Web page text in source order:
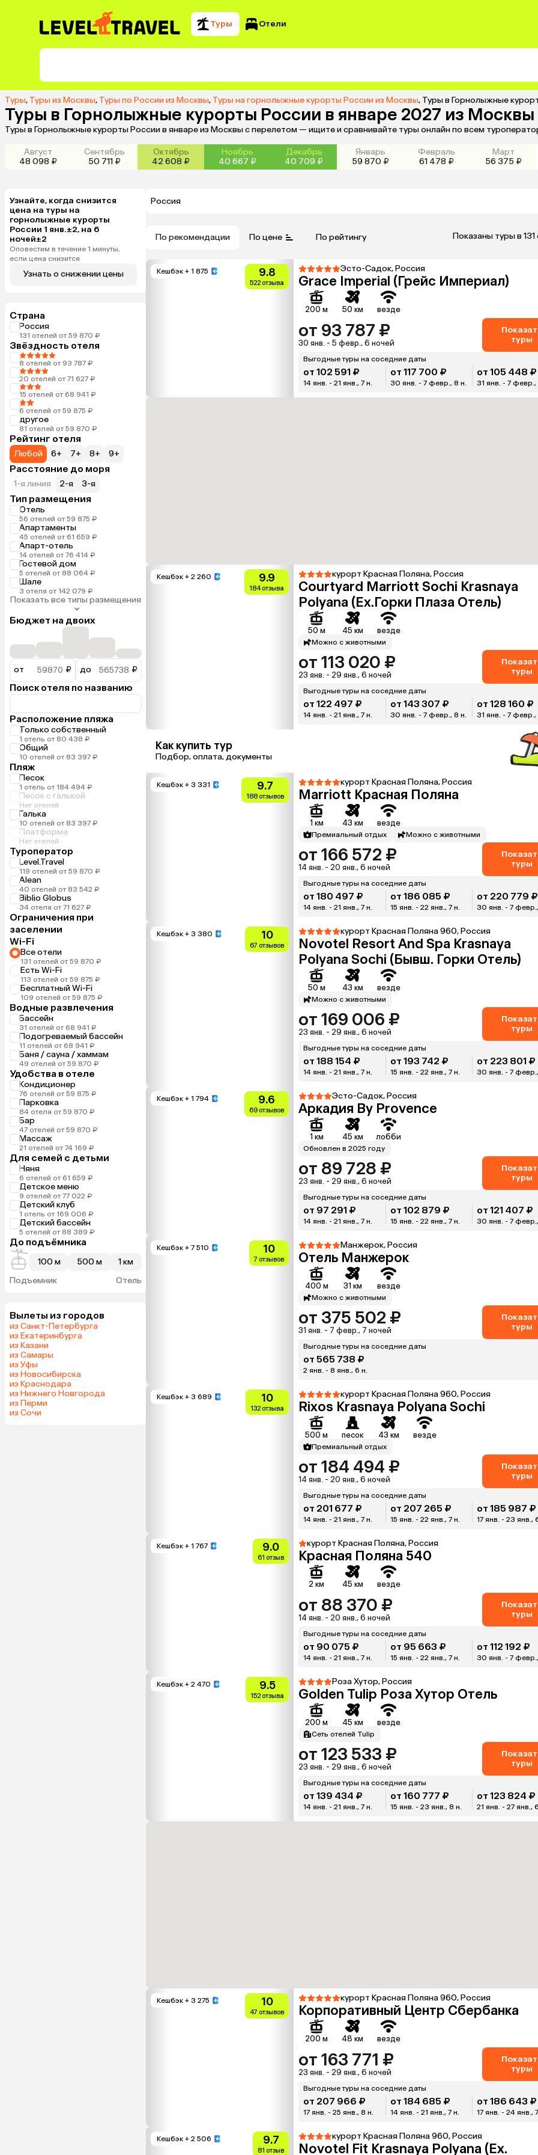
Туры Отели
Туры, Туры из Москвы, Туры по России из Москвы, Туры на горнолыжные курорты России из Москвы, Туры в Горнолыжные
Туры в Горнолыжные курорты России в январе 2027 из Москвы
Туры в Горнолыжные курорты России в январе из Москвы с перелетом — ищите и сравнивайте туры онлайн по всем
Август
48 098 ₽
Сентябрь
50 711 ₽
Октябрь
42 608 ₽
Ноябрь
40 667 ₽
Декабрь
40 709 ₽
Январь
59 870 ₽
Февраль
61 478 ₽
Март
56 375 ₽
Узнайте, когда снизится
цена на туры на
горнолыжные курорты
России 1 янв.±2, на 6
ночей±2
Оповестим в течение 1 минуты,
если цена снизится
Узнать о снижении цены
Страна
Россия
131 отелей от 59 870 ₽
Звёздность отеля
8 отелей от 93 787 ₽
20 отелей от 71 627 ₽
15 отелей от 68 941 ₽
6 отелей от 59 875 ₽
другое
81 отелей от 59 870 ₽
Рейтинг отеля
Любой 6+ 7+ 8+ 9+
Расстояние до моря
1-я линия 2-я 3-я
Тип размещения
Отель
56 отелей от 59 875 ₽
Апартаменты
45 отелей от 61 659 ₽
Апарт-отель
14 отелей от 76 414 ₽
Гостевой дом
5 отелей от 88 064 ₽
Шале
3 отеля от 142 079 ₽
Показать все типы размещения
Бюджет на двоих
от ₽ до ₽
Поиск отеля по названию
Расположение пляжа
Только собственный
1 отель от 80 438 ₽
Общий
10 отелей от 83 397 ₽
Пляж
Песок
1 отель от 184 494 ₽
Песок с галькой
Нет отелей
Галька
10 отелей от 83 397 ₽
Платформа
Нет отелей
Туроператор
Level.Travel
119 отелей от 59 870 ₽
Alean
40 отелей от 83 542 ₽
Biblio Globus
34 отеля от 71 627 ₽
Ограничения при
заселении
Wi-Fi
Все отели
131 отелей от 59 870 ₽
Есть Wi-Fi
113 отелей от 59 875 ₽
Бесплатный Wi-Fi
109 отелей от 59 875 ₽
Водные развлечения
Бассейн
31 отелей от 68 941 ₽
Подогреваемый бассейн
11 отелей от 68 941 ₽
Баня / сауна / хаммам
49 отелей от 59 870 ₽
Удобства в отеле
Кондиционер
76 отелей от 59 875 ₽
Парковка
84 отеля от 59 870 ₽
Бар
47 отелей от 59 870 ₽
Массаж
21 отелей от 74 169 ₽
Для семей с детьми
Няня
6 отелей от 61 659 ₽
Детское меню
9 отелей от 77 022 ₽
Детский клуб
1 отель от 169 006 ₽
Детский бассейн
5 отелей от 88 389 ₽
До подъёмника
100 м 500 м
1 км
Подъемник
Отель
Вылеты из городов
из Санкт-Петербурга
из Екатеринбурга
из Казани
из Самары
из Уфы
из Новосибирска
из Краснодара
из Нижнего Новгорода
из Перми
из Сочи
Россия
По рекомендации По цене По рейтингу Показаны туры в 131
Кешбэк + 1 875 9.8
522 отзыва
Эсто-Садок, Россия
Grace Imperial (Грейс Империал)
200 м 50 км везде
от 93 787 ₽
30 янв. - 5 февр., 6 ночей
туры
Выгодные туры на соседние даты
от 102 591 ₽
14 янв. - 21 янв., 7 н.
от 117 700 ₽
30 янв. - 7 февр., 8 н.
от 105 448 ₽
31 янв. - 7 февр.,
Кешбэк + 2 260 9.9
184 отзыва
курорт Красная Поляна, Россия
Courtyard Marriott Sochi Krasnaya
Polyana (Ex.Горки Плаза Отель)
50 м 45 км везде
Можно с животными
от 113 020 ₽
23 янв. - 29 янв., 6 ночей
туры
Выгодные туры на соседние даты
от 122 497 ₽
14 янв. - 21 янв., 7 н.
от 143 307 ₽
30 янв. - 7 февр., 8 н.
от 128 160 ₽
31 янв. - 7 февр.,
Как купить тур
Подбор, оплата, документы
Кешбэк + 3 331 9.7
188 отзывов
курорт Красная Поляна, Россия
Marriott Красная Поляна
1 км 43 км везде
Премиальный отдых Можно с животными
от 166 572 ₽
14 янв. - 20 янв., 6 ночей
туры
Выгодные туры на соседние даты
от 180 497 ₽
14 янв. - 21 янв., 7 н.
от 186 085 ₽
15 янв. - 22 янв., 7 н.
от 220 779 ₽
30 янв. - 7 февр.,
Кешбэк + 3 380 10
67 отзывов
курорт Красная Поляна 960, Россия
Novotel Resort And Spa Krasnaya
Polyana Sochi (Бывш. Горки Отель)
50 м 43 км везде
Можно с животными
от 169 006 ₽
23 янв. - 29 янв., 6 ночей
туры
Выгодные туры на соседние даты
от 188 154 ₽
14 янв. - 21 янв., 7 н.
от 193 742 ₽
15 янв. - 22 янв., 7 н.
от 223 801 ₽
30 янв. - 7 февр.,
Кешбэк + 1 794 9.6
69 отзывов
Эсто-Садок, Россия
Аркадия By Provence
1 км 45 км лобби
Обновлен в 2025 году
от 89 728 ₽
23 янв. - 29 янв., 6 ночей
туры
Выгодные туры на соседние даты
от 97 291 ₽
14 янв. - 21 янв., 7 н.
от 102 879 ₽
15 янв. - 22 янв., 7 н.
от 121 407 ₽
30 янв. - 7 февр.,
Кешбэк + 7 510 10
7 отзывов
Манжерок, Россия
Отель Манжерок
400 м 31 км везде
Можно с животными
от 375 502 ₽
31 янв. - 7 февр., 7 ночей
туры
Выгодные туры на соседние даты
от 565 738 ₽
2 янв. - 8 янв., 6 н.
Кешбэк + 3 689 10
132 отзыва
курорт Красная Поляна 960, Россия
Rixos Krasnaya Polyana Sochi
500 м песок 43 км везде
Премиальный отдых
от 184 494 ₽
14 янв. - 20 янв., 6 ночей
туры
Выгодные туры на соседние даты
от 201 677 ₽
14 янв. - 21 янв., 7 н.
от 207 265 ₽
15 янв. - 22 янв., 7 н.
от 185 987 ₽
17 янв. - 23 янв.,
Кешбэк + 1 767 9.0
61 отзыв
курорт Красная Поляна, Россия
Красная Поляна 540
2 км 45 км везде
от 88 370 ₽
14 янв. - 20 янв., 6 ночей
туры
Выгодные туры на соседние даты
от 90 075 ₽
14 янв. - 21 янв., 7 н.
от 95 663 ₽
15 янв. - 22 янв., 7 н.
от 112 192 ₽
30 янв. - 7 февр.,
Кешбэк + 2 470 9.5
152 отзыва
Роза Хутор, Россия
Golden Tulip Роза Хутор Отель
200 м 45 км везде
Сеть отелей Tulip
от 123 533 ₽
23 янв. - 29 янв., 6 ночей
туры
Выгодные туры на соседние даты
от 139 434 ₽
14 янв. - 21 янв., 7 н.
от 160 777 ₽
15 янв. - 23 янв., 8 н.
от 123 824 ₽
21 янв. - 27 янв.,
Кешбэк + 3 275 10
47 отзывов
курорт Красная Поляна 960, Россия
Корпоративный Центр Сбербанка
200 м 48 км везде
от 163 771 ₽
23 янв. - 29 янв., 6 ночей
туры
Выгодные туры на соседние даты
от 207 966 ₽
17 янв. - 25 янв., 8 н.
от 184 685 ₽
14 янв. - 21 янв., 7 н.
от 186 643 ₽
17 янв. - 24 янв., 7
Кешбэк + 2 506 9.7
81 отзыв
курорт Красная Поляна 960, Россия
Novotel Fit Krasnaya Polyana (Ex.